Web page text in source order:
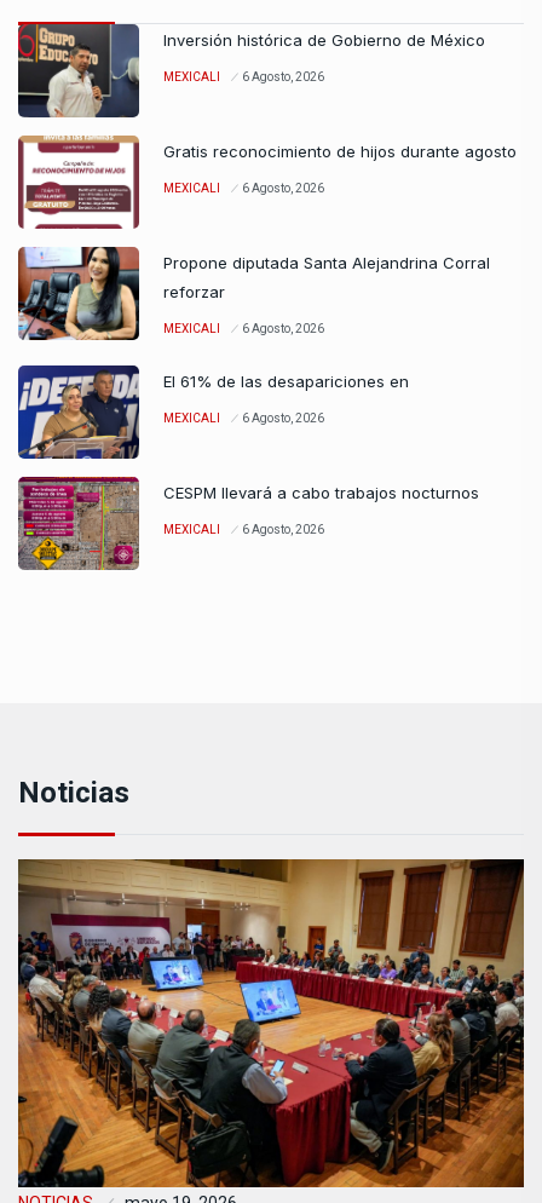
Inversión histórica de Gobierno de México
MEXICALI 6 Agosto, 2026
Gratis reconocimiento de hijos durante agosto
MEXICALI 6 Agosto, 2026
Propone diputada Santa Alejandrina Corral
reforzar
MEXICALI 6 Agosto, 2026
El 61% de las desapariciones en
MEXICALI 6 Agosto, 2026
CESPM llevará a cabo trabajos nocturnos
MEXICALI 6 Agosto, 2026
Noticias